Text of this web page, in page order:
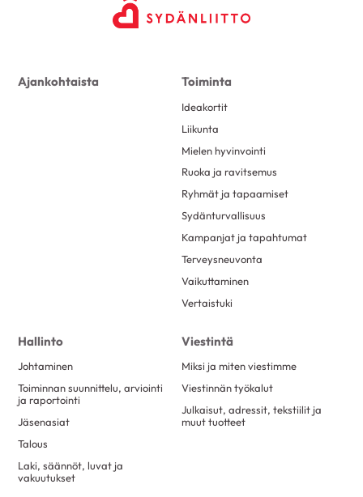
Ajankohtaista Toiminta
Ideakortit
Liikunta
Mielen hyvinvointi
Ruoka ja ravitsemus
Ryhmät ja tapaamiset
Sydänturvallisuus
Kampanjat ja tapahtumat
Terveysneuvonta
Vaikuttaminen
Vertaistuki
Hallinto
Johtaminen
Toiminnan suunnittelu, arviointi
ja raportointi
Jäsenasiat
Talous
Laki, säännöt, luvat ja
vakuutukset
Viestintä
Miksi ja miten viestimme
Viestinnän työkalut
Julkaisut, adressit, tekstiilit ja
muut tuotteet